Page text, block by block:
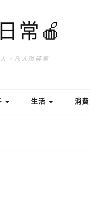
常🍎
。凡人瑣碎事
生活 消費